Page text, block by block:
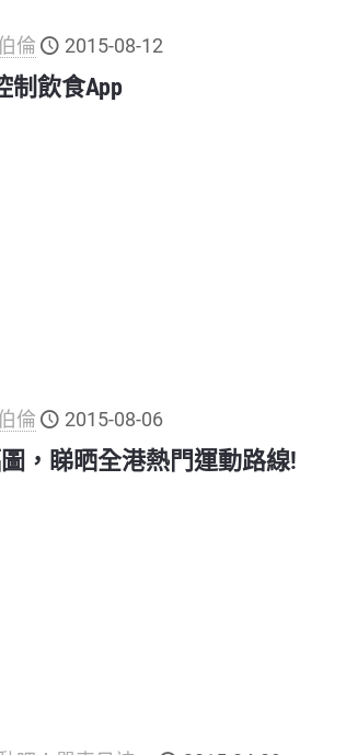
倫 2015-08-12
制飲食App
倫 2015-08-06
，睇晒全港熱門運動路線!